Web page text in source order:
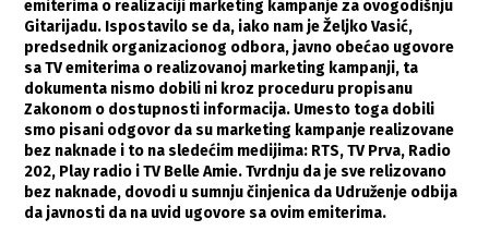
emiterima o realizaciji marketing kampanje za ovogodišnju
Gitarijadu. Ispostavilo se da, iako nam je Željko Vasić,
predsednik organizacionog odbora, javno obećao ugovore
sa TV emiterima o realizovanoj marketing kampanji, ta
dokumenta nismo dobili ni kroz proceduru propisanu
Zakonom o dostupnosti informacija. Umesto toga dobili
smo pisani odgovor da su marketing kampanje realizovane
bez naknade i to na sledećim medijima: RTS, TV Prva, Radio
202, Play radio i TV Belle Amie. Tvrdnju da je sve relizovano
bez naknade, dovodi u sumnju činjenica da Udruženje odbija
da javnosti da na uvid ugovore sa ovim emiterima.